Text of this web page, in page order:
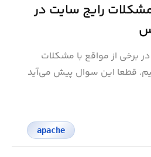
رایج سایت در
برخی از مواقع با مشکلات
قطعا این سوال پیش می‌آید
apache